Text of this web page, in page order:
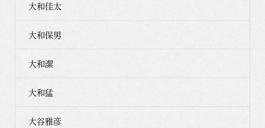
大和佳太
大和保男
大和潔
大和猛
大谷雅彦